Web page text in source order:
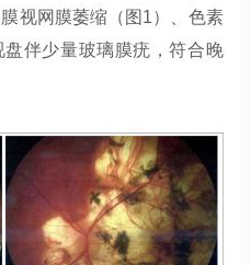
视网膜萎缩（图1）、色素
伴少量玻璃膜疣，符合晚